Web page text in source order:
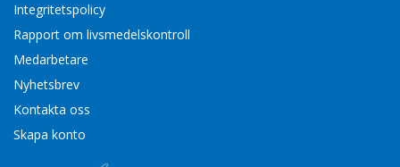
Integritetspolicy
Rapport om livsmedelskontroll
Medarbetare
Nyhetsbrev
Kontakta oss
Skapa konto